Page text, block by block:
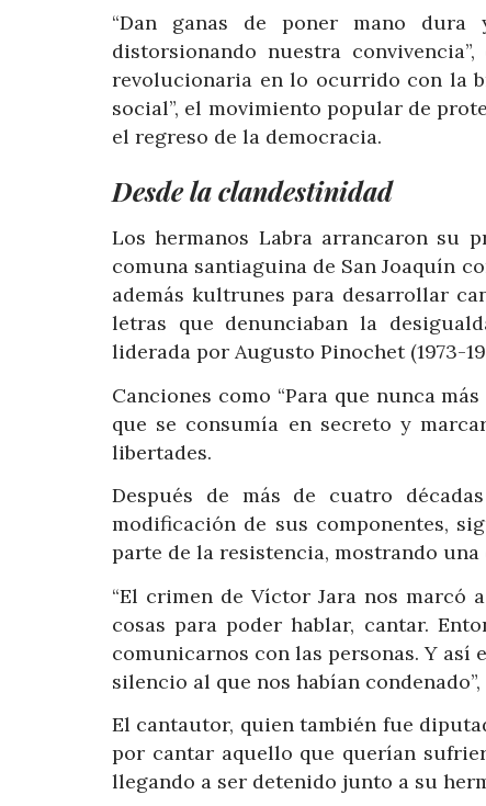
“Dan ganas de poner mano
distorsionando nuestra
revolucionaria en lo ocurrido con la
social”, el movimiento popular de
el regreso de la democracia.
Desde la clandestinidad
Los hermanos Labra arrancaron su
comuna santiaguina de San Joaquín
además kultrunes para desarrollar
letras que denunciaban la
liderada por Augusto Pinochet (1973-
Canciones como “Para que nunca
que se consumía en secreto y
libertades.
Después de más de cuatro
modificación de sus componentes,
parte de la resistencia, mostrando
“El crimen de Víctor Jara nos marcó
cosas para poder hablar, cantar.
comunicarnos con las personas. Y así
silencio al que nos habían
El cantautor, quien también fue
por cantar aquello que querían
llegando a ser detenido junto a su